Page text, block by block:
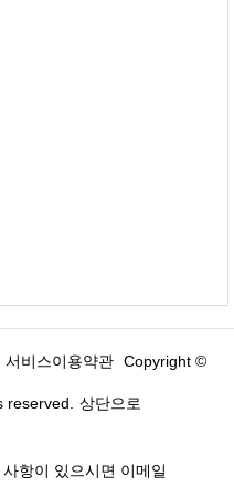
서비스이용약관 Copyright ©
상단으로
항이 있으시면 이메일